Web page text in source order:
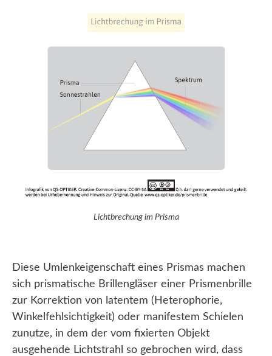
Lichtbrechung im Prisma
Diese Umlenkeigenschaft eines Prismas machen
sich prismatische Brillengläser einer Prismenbrille
zur Korrektion von latentem (Heterophorie,
Winkelfehlsichtigkeit) oder manifestem Schielen
zunutze, in dem der vom fixierten Objekt
ausgehende Lichtstrahl so gebrochen wird, dass